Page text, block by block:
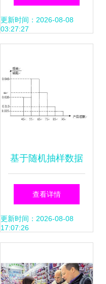
思
更新时间：2026-08-08
03:27:27
基于随机抽样数据
的工厂工人日产能
分析与市场调研
查看详情
更新时间：2026-08-08
17:07:26